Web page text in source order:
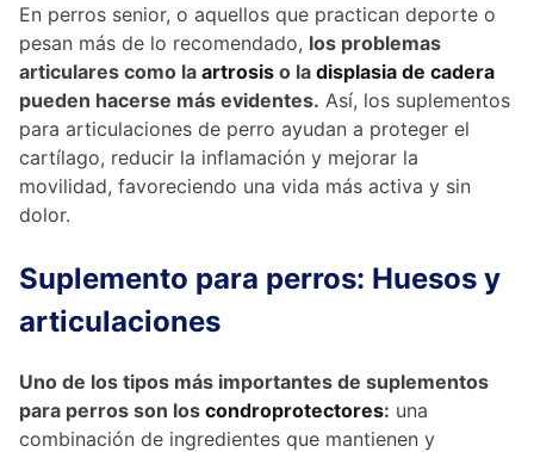
En perros senior, o aquellos que practican deporte o
pesan más de lo recomendado, los problemas
articulares como la artrosis o la displasia de cadera
pueden hacerse más evidentes. Así, los suplementos
para articulaciones de perro ayudan a proteger el
cartílago, reducir la inflamación y mejorar la
movilidad, favoreciendo una vida más activa y sin
dolor.
Suplemento para perros: Huesos y
articulaciones
Uno de los tipos más importantes de suplementos
para perros son los condroprotectores: una
combinación de ingredientes que mantienen y